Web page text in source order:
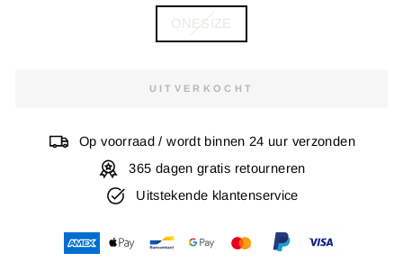
ONESIZE
UITVERKOCHT
Op voorraad / wordt binnen 24 uur verzonden
365 dagen gratis retourneren
Uitstekende klantenservice